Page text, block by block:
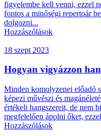
figyelembe kell venni, ezzel
fontos a minőségi repertoár
dolgozni...
Hozzászólások
18 szept 2023
Hogyan vigyázzon
Minden komolyzenei előadó
képezi művészi és
értékeli hangszereit, de nem
megfelelően ápolni őket,
Hozzászólások